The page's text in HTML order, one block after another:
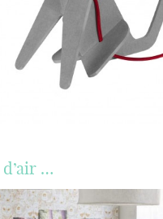
…